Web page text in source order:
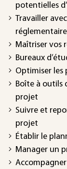
potentielles
Travailler
Maîtriser vos
Bureaux
Optimiser les
Boîte à outils
projet
Suivre et
projet
Établir le
Manager un